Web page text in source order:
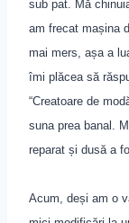
sub pat. Mă
am frecat mașina
mai mers, așa a
îmi plăcea să
“Creatoare de
suna prea banal.
reparat și dusă a
Acum, deși am o